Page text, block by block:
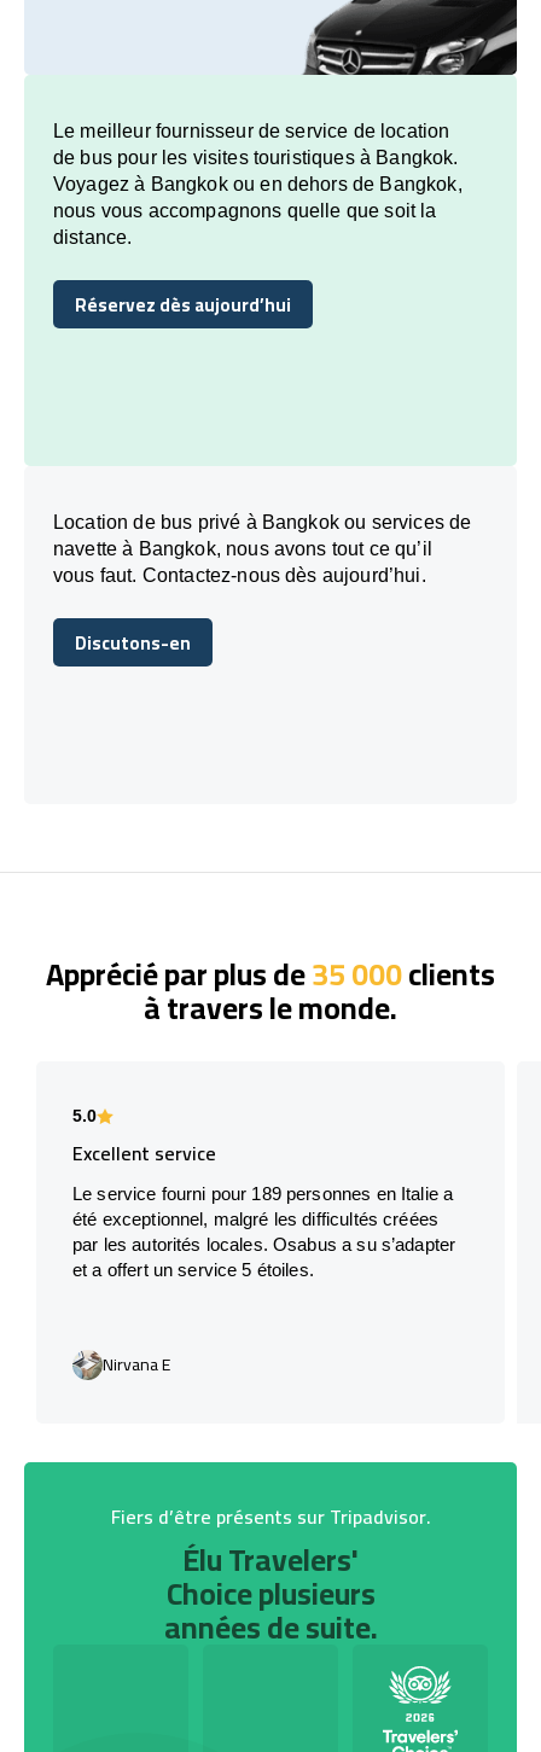
Le meilleur fournisseur de service de location
de bus pour les visites touristiques à Bangkok.
Voyagez à Bangkok ou en dehors de Bangkok,
nous vous accompagnons quelle que soit la
distance.
Réservez dès aujourd’hui
Réservez dès aujourd’hui
Location de bus privé à Bangkok ou services de
navette à Bangkok, nous avons tout ce qu’il
vous faut. Contactez-nous dès aujourd’hui.
Discutons-en
Discutons-en
Apprécié par plus de35 000clients
à travers le monde.
5.0
Excellent service
Le service fourni pour 189 personnes en Italie a
été exceptionnel, malgré les difficultés créées
par les autorités locales. Osabus a su s’adapter
et a offert un service 5 étoiles.
Nirvana E
Fiers d’être présents sur Tripadvisor.
Élu Travelers'
Choice plusieurs
années de suite.